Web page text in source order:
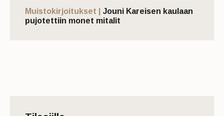
Muistokirjoitukset |
Jouni Kareisen kaulaan
pujotettiin monet mitalit